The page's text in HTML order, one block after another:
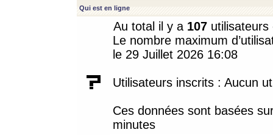
Qui est en ligne
Au total il y a 107
Le nombre maximum
le 29 Juillet 2026 16:08
Utilisateurs inscrits : Aucun
Ces données sont basées
minutes